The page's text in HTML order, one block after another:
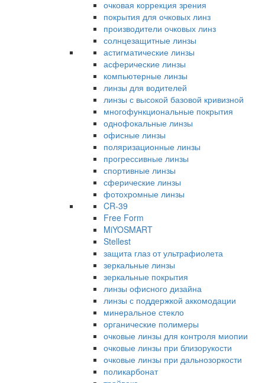
очковая коррекция зрения
покрытия для очковых линз
производители очковых линз
солнцезащитные линзы
астигматические линзы
асферические линзы
компьютерные линзы
линзы для водителей
линзы с высокой базовой кривизной
многофункциональные покрытия
однофокальные линзы
офисные линзы
поляризационные линзы
прогрессивные линзы
спортивные линзы
сферические линзы
фотохромные линзы
CR-39
Free Form
MiYOSMART
Stellest
защита глаз от ультрафиолета
зеркальные линзы
зеркальные покрытия
линзы офисного дизайна
линзы с поддержкой аккомодации
минеральное стекло
органические полимеры
очковые линзы для контроля миопии
очковые линзы при близорукости
очковые линзы при дальнозоркости
поликарбонат